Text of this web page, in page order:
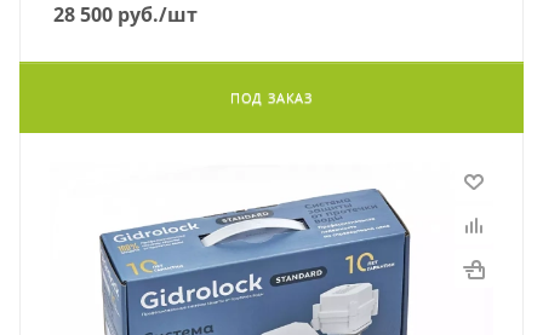
28 500 руб./шт
ПОД ЗАКАЗ